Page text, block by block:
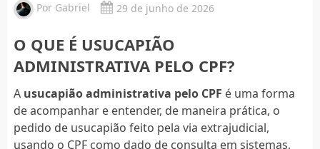
Por Gabriel 29 de junho de 2026
O QUE É USUCAPIÃO
ADMINISTRATIVA PELO CPF?
A usucapião administrativa pelo CPF é uma forma
de acompanhar e entender, de maneira prática, o
pedido de usucapião feito pela via extrajudicial,
usando o CPF como dado de consulta em sistemas,